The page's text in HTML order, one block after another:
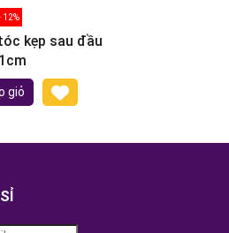
12%
kẹp sau đầu
giỏ